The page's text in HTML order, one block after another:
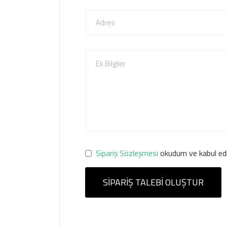
Sipariş Sözleşmesi okudum ve kabul
SIPARIŞ TALEBI OLUŞTUR